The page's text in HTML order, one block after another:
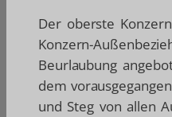
Der oberste
Konzern-
Beurlaubung
dem
und Steg von allen